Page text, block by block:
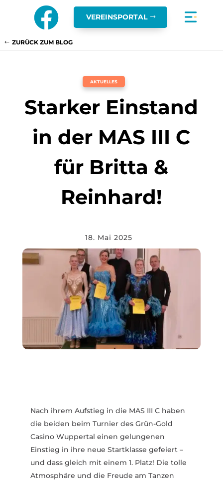
 VEREINSPORTAL
ZURÜCK ZUM BLOG
AKTUELLES
Starker Einstand
in der MAS III C
für Britta &
Reinhard!
18. Mai 2025
Nach ihrem Aufstieg in die MAS III C haben
die beiden beim Turnier des Grün-Gold
Casino Wuppertal einen gelun­genen
Einstieg in ihre neue Start­klasse gefeiert –
und dass gleich mit einem 1. Platz! Die tolle
Atmo­sphäre und die Freude am Tanzen